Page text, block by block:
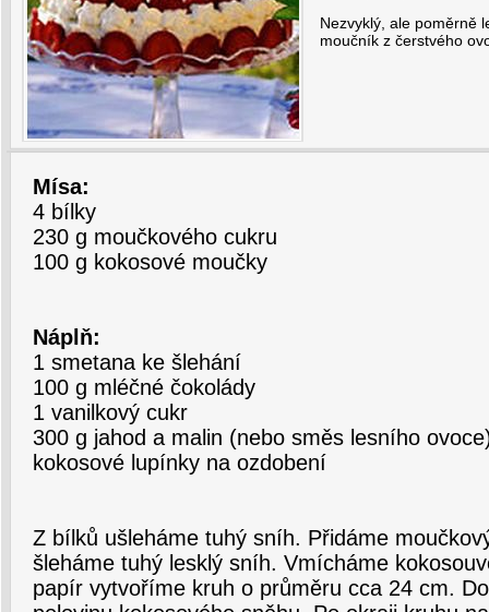
Nezvyklý, ale poměrně
moučník z čerstvého
Mísa:
4 bílky
230 g moučkového cukru
100 g kokosové moučky
Náplň:
1 smetana ke šlehání
100 g mléčné čokolády
1 vanilkový cukr
300 g jahod a malin (nebo směs lesního
kokosové lupínky na ozdobení
Z bílků ušleháme tuhý sníh. Přidáme
šleháme tuhý lesklý sníh. Vmícháme
papír vytvoříme kruh o průměru cca 24 cm.